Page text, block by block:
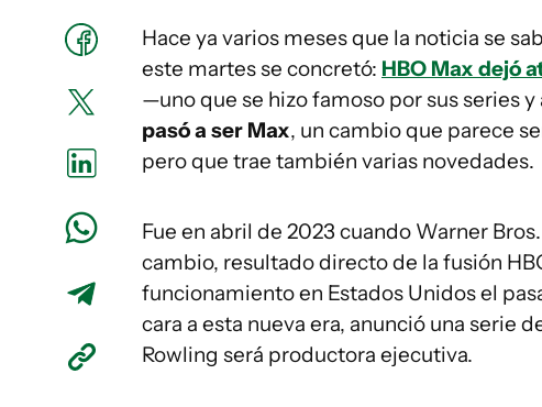
Hace ya varios meses que la noticia se
este martes se concretó: HBO Max dejó
—uno que se hizo famoso por sus series
pasó a ser Max, un cambio que parece
pero que trae también varias novedades.
Fue en abril de 2023 cuando Warner
cambio, resultado directo de la fusión
funcionamiento en Estados Unidos el
cara a esta nueva era, anunció una serie
Rowling será productora ejecutiva.